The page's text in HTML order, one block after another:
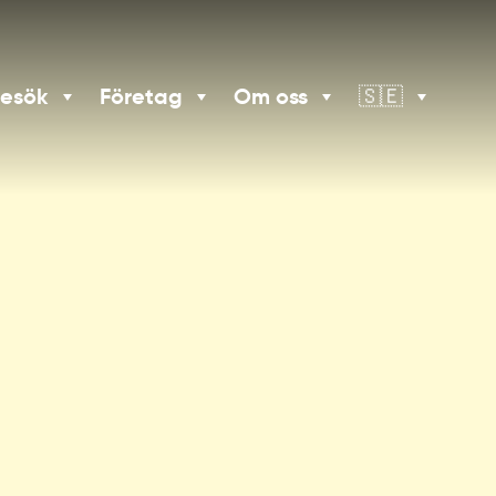
Företag Om oss 🇸🇪